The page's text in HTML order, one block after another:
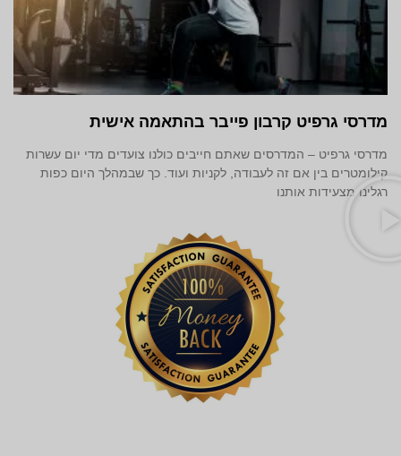
מדרסי גרפיט קרבון פייבר בהתאמה אישית
מדרסי גרפיט – המדרסים שאתם חייבים כולנו צועדים מדי יום עשרות
קילומטרים בין אם זה לעבודה, לקניות ועוד. כך שבמהלך היום כפות
רגלינו מצעידות אותנו